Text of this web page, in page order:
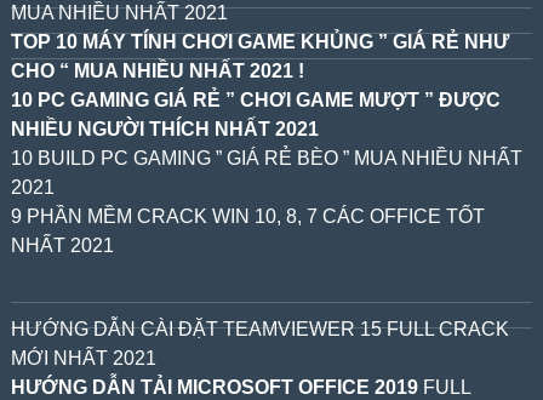
MUA NHIỀU NHẤT 2021
TOP 10 MÁY TÍNH CHƠI GAME KHỦNG ” GIÁ RẺ NHƯ
CHO “ MUA NHIỀU NHẤT 2021 !
10 PC GAMING GIÁ RẺ ” CHƠI GAME MƯỢT ” ĐƯỢC
NHIỀU NGƯỜI THÍCH NHẤT 2021
10 BUILD PC GAMING ” GIÁ RẺ BÈO ” MUA NHIỀU NHẤT
2021
9 PHẦN MỀM CRACK WIN 10, 8, 7 CÁC OFFICE TỐT
NHẤT 2021
HƯỚNG DẪN CÀI ĐẶT TEAMVIEWER 15 FULL CRACK
MỚI NHẤT 2021
HƯỚNG DẪN TẢI MICROSOFT OFFICE 2019FULL